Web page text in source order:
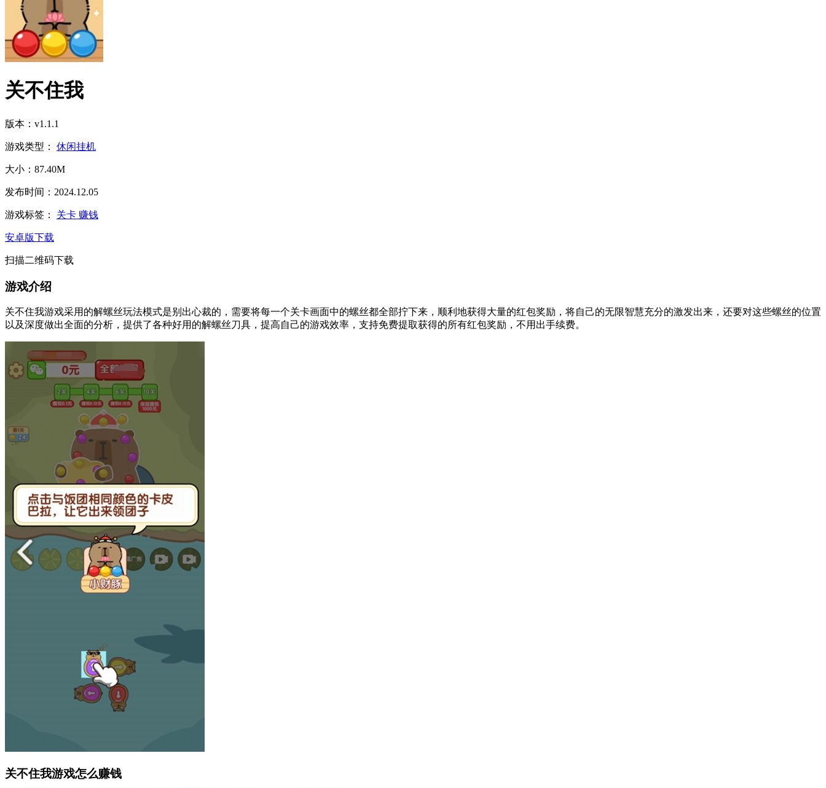
关不住我
版本：v1.1.1
游戏类型： 休闲挂机
大小：87.40M
发布时间：2024.12.05
游戏标签： 关卡 赚钱
安卓版下载
扫描二维码下载
游戏介绍
关不住我游戏采用的解螺丝玩法模式是别出心裁的，需要将每一个关卡画面中的螺丝都全部拧下来，顺利地获得大量的红包奖励，将自己的无限智慧充分的激发出来，还要对这些螺丝的位置
以及深度做出全面的分析，提供了各种好用的解螺丝刀具，提高自己的游戏效率，支持免费提取获得的所有红包奖励，不用出手续费。
关不住我游戏怎么赚钱